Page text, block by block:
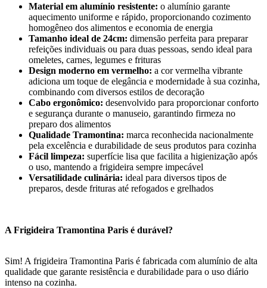
Material em alumínio resistente: o alumínio garante
aquecimento uniforme e rápido, proporcionando cozimento
homogêneo dos alimentos e economia de energia
Tamanho ideal de 24cm: dimensão perfeita para preparar
refeições individuais ou para duas pessoas, sendo ideal para
omeletes, carnes, legumes e frituras
Design moderno em vermelho: a cor vermelha vibrante
adiciona um toque de elegância e modernidade à sua cozinha,
combinando com diversos estilos de decoração
Cabo ergonômico: desenvolvido para proporcionar conforto
e segurança durante o manuseio, garantindo firmeza no
preparo dos alimentos
Qualidade Tramontina: marca reconhecida nacionalmente
pela excelência e durabilidade de seus produtos para cozinha
Fácil limpeza: superfície lisa que facilita a higienização após
o uso, mantendo a frigideira sempre impecável
Versatilidade culinária: ideal para diversos tipos de
preparos, desde frituras até refogados e grelhados
A Frigideira Tramontina Paris é durável?
Sim! A frigideira Tramontina Paris é fabricada com alumínio de alta
qualidade que garante resistência e durabilidade para o uso diário
intenso na cozinha.